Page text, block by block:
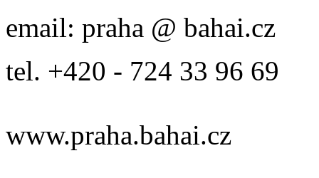
email: praha @ bahai.cz
tel. +420 - 724 33 96 69
www.praha.bahai.cz